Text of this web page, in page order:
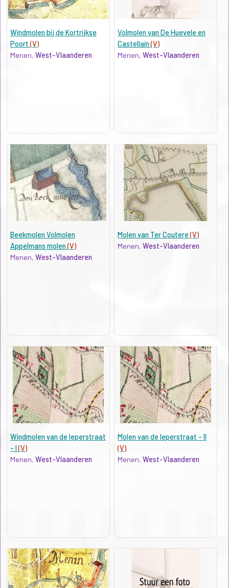
Windmolen bij de Kortrijkse
Poort(V)
Menen, West-Vlaanderen
Volmolen van De Huevele en
Castellain(V)
Menen,West-Vlaanderen
Beekmolen Volmolen
Appelmans molen(V)
Menen, West-Vlaanderen
Molen van Ter Coutere(V)
Menen,West-Vlaanderen
Windmolen van de Ieperstraat
- I(V)
Menen, West-Vlaanderen
Molen van de Ieperstraat - II
(V)
Menen,West-Vlaanderen